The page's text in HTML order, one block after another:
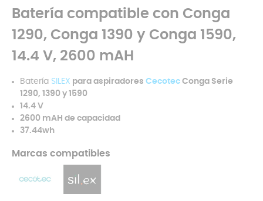
Batería compatible con Conga
1290, Conga 1390 y Conga 1590,
14.4 V, 2600 mAH
Batería SILEX para aspiradores Cecotec Conga Serie
1290, 1390 y 1590
14.4 V
2600 mAH de capacidad
37.44wh
Marcas compatibles